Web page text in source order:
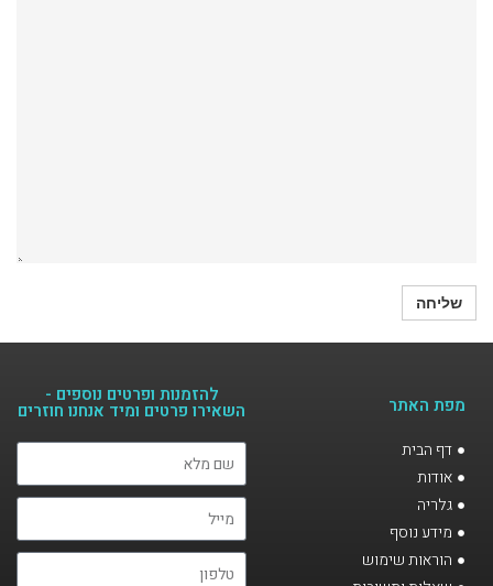
מפת האתר
דף הבית
אודות
גלריה
מידע נוסף
הוראות שימוש
להזמנות ופרטים נוספים -
השאירו פרטים ומיד אנחנו חוזרים​